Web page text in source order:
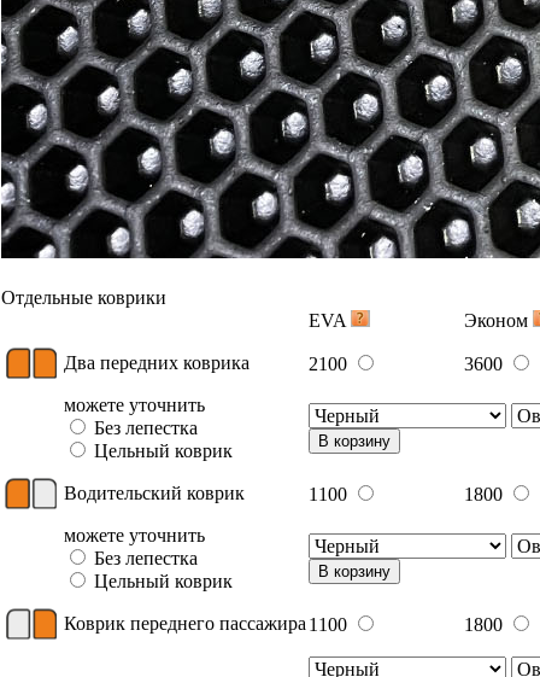
Отдельные коврики
EVA
Эконом
Два передних коврика 2100
3600
можете уточнить
Без лепестка
Цельный коврик
В корзину
Водительский коврик 1100
1800
можете уточнить
Без лепестка
Цельный коврик
В корзину
Коврик переднего пассажира 1100 1800